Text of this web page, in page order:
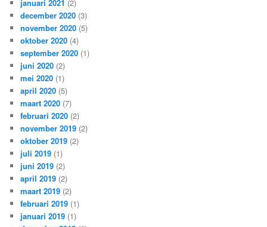
januari 2021 (2)
december 2020 (3)
november 2020 (5)
oktober 2020 (4)
september 2020 (1)
juni 2020 (2)
mei 2020 (1)
april 2020 (5)
maart 2020 (7)
februari 2020 (2)
november 2019 (2)
oktober 2019 (2)
juli 2019 (1)
juni 2019 (2)
april 2019 (2)
maart 2019 (2)
februari 2019 (1)
januari 2019 (1)